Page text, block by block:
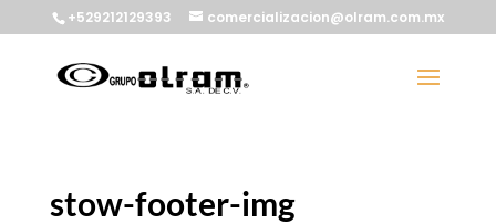
+529212129393 comercializacion@olram.com.mx
stow-footer-img